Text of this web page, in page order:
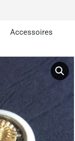
Accessoires